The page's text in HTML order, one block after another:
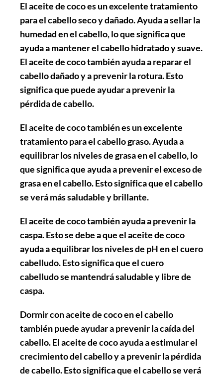
El aceite de coco es un excelente tratamiento
para el cabello seco y dañado. Ayuda a sellar la
humedad en el cabello, lo que significa que
ayuda a mantener el cabello hidratado y suave.
El aceite de coco también ayuda a reparar el
cabello dañado y a prevenir la rotura. Esto
significa que puede ayudar a prevenir la
pérdida de cabello.
El aceite de coco también es un excelente
tratamiento para el cabello graso. Ayuda a
equilibrar los niveles de grasa en el cabello, lo
que significa que ayuda a prevenir el exceso de
grasa en el cabello. Esto significa que el cabello
se verá más saludable y brillante.
El aceite de coco también ayuda a prevenir la
caspa. Esto se debe a que el aceite de coco
ayuda a equilibrar los niveles de pH en el cuero
cabelludo. Esto significa que el cuero
cabelludo se mantendrá saludable y libre de
caspa.
Dormir con aceite de coco en el cabello
también puede ayudar a prevenir la caída del
cabello. El aceite de coco ayuda a estimular el
crecimiento del cabello y a prevenir la pérdida
de cabello. Esto significa que el cabello se verá